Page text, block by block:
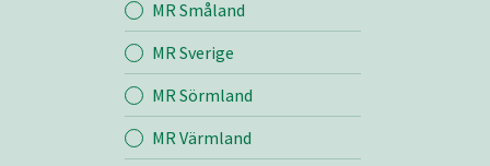
Entreprenad
Bemanning
MR Småland
MR Sverige
MR Sörmland
MR Värmland